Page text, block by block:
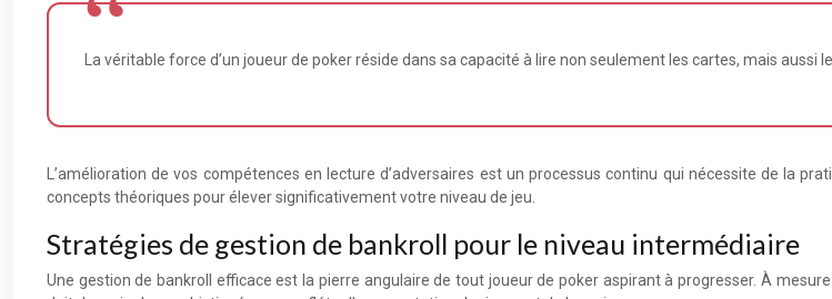
La véritable force d’un joueur de poker réside dans sa capacité à lire non seulement les cartes, mais aussi
L’amélioration de vos compétences en lecture d’adversaires est un processus continu qui nécessite de la
concepts théoriques pour élever significativement votre niveau de jeu.
Stratégies de gestion de bankroll pour le niveau intermédiaire
Une gestion de bankroll efficace est la pierre angulaire de tout joueur de poker aspirant à progresser. À